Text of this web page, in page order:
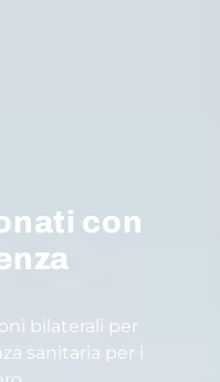
con
bilaterali per
sanitaria per i